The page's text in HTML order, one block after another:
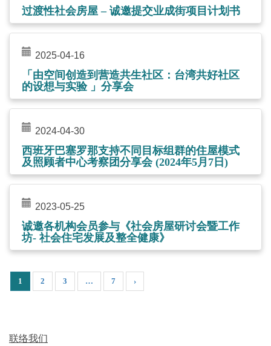
过渡性社会房屋 – 诚邀提交业成街项目计划书
2025-04-16
「由空间创造到营造共生社区：台湾共好社区
的设想与实验 」分享会
2024-04-30
西班牙巴塞罗那支持不同目标组群的住屋模式
及照顾者中心考察团分享会 (2024年5月7日)
2023-05-25
诚邀各机构会员参与《社会房屋研讨会暨工作
坊- 社会住宅发展及整全健康》
1 2 3 … 7 ›
联络我们